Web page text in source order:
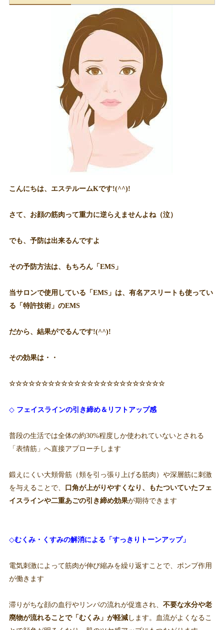
こんにちは、エステルームKです!(^^)!
さて、お顔の筋肉って重力に逆らえませんよね（泣）
でも、予防は出来るんですよ
その予防方法は、もちろん「EMS」
当サロンで使用している「EMS」は、有名アスリートも使ってい
る「特許技術」のEMS
だから、結果がでるんです!(^^)!
その効果は・・
☆☆☆☆☆☆☆☆☆☆☆☆☆☆☆☆☆☆☆☆☆☆☆☆
◇フ ェイスラインの引き締め＆リフトアップ感
普段の生活では全体の約30%程度しか使われていないとされる
「表情筋」へ直接アプローチします
鍛えにくい大頬骨筋（頬を引っ張り上げる筋肉）や深層筋に刺激
を与えることで、
口角が上がりやすくなり、もたついていたフェ
イスラインや二重あごの引き締め効果が期待できます
◇むくみ・くすみの解消による「すっきりトーンアップ」
電気刺激によって筋肉が伸び縮みを繰り返すことで、ポンプ作用
が働きます
滞りがちな顔の血行やリンパの流れが促進され、 不要な水分や老
廃物が流れることで「むくみ」が軽減します。血流がよくなるこ